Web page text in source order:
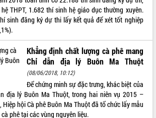
THPT, 1.682 thí sinh hệ giáo dục thường xuyên.
sinh đăng ký dự thi lấy kết quả để xét tốt nghiệp
Khẳng định chất lượng cà phê mang
Chỉ dẫn địa lý Buôn Ma Thuột
(08/06/2018, 10:12)
Để chứng minh sự đặc trưng, khác biệt của
địa lý Buôn Ma Thuột, trong hai niên vụ 2015 –
hội Cà phê Buôn Ma Thuột đã tổ chức lấy mẫu
phê tại các vùng nguyên liệu.